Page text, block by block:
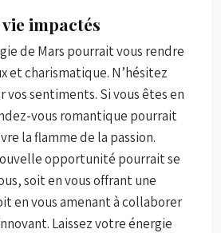
impactés
de Mars pourrait vous rendre
et charismatique. N’hésitez
vos sentiments. Si vous êtes en
vous romantique pourrait
la flamme de la passion.
opportunité pourrait se
soit en vous offrant une
en vous amenant à collaborer
Laissez votre énergie